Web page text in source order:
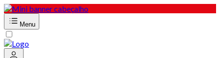
Menu